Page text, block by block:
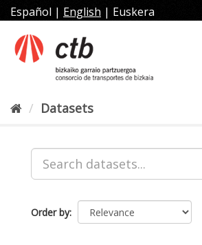
Skip
to
content
Español | English | Euskera
Datasets
Order by